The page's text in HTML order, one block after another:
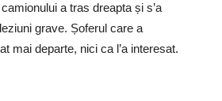
a tras dreapta și s’a
grave. Șoferul care a
mai departe, nici ca l’a interesat.